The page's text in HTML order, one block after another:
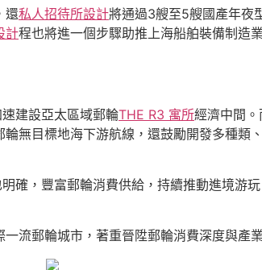
還私人招待所設計將通過3艘至5艘國產年夜
計程也將進一個步驟助推上海船舶裝備制造
建設亞太區域郵輪THE R3 寓所經濟中間
無目標地海下游航線，還鼓勵開發多種類、
明確，豐富郵輪消費供給，持續推動進境游
流郵輪城市，著重晉陞郵輪消費深度與產